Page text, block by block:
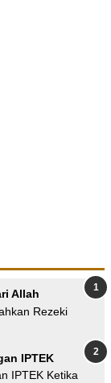
Allah
Rezeki
IPTEK
IPTEK Ketika